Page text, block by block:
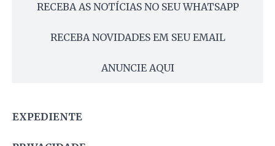
RECEBA AS NOTÍCIAS NO SEU WHATSAPP
RECEBA NOVIDADES EM SEU EMAIL
ANUNCIE AQUI
EXPEDIENTE